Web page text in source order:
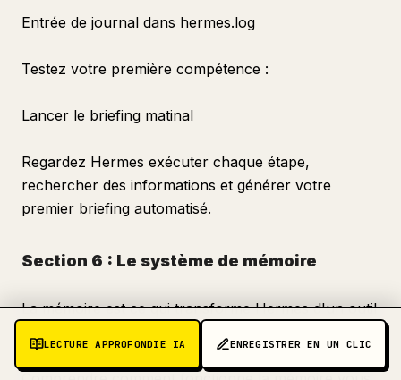
Entrée de journal dans hermes.log
Testez votre première compétence :
Lancer le briefing matinal
Regardez Hermes exécuter chaque étape,
rechercher des informations et générer votre
premier briefing automatisé.
Section 6 : Le système de mémoire
La mémoire est ce qui transforme Hermes d'un outil
LECTURE APPROFONDIE IA ENREGISTRER EN UN CLIC